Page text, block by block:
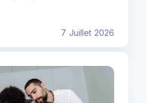
7 Juillet 2026